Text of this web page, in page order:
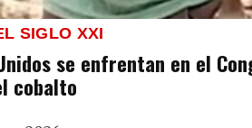
SIGLO XXI
se enfrentan en el
cobalto